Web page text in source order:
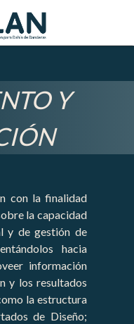
Y
con la finalidad
la capacidad
y de gestión de
hacia
información
y los resultados
la estructura
de Diseño;